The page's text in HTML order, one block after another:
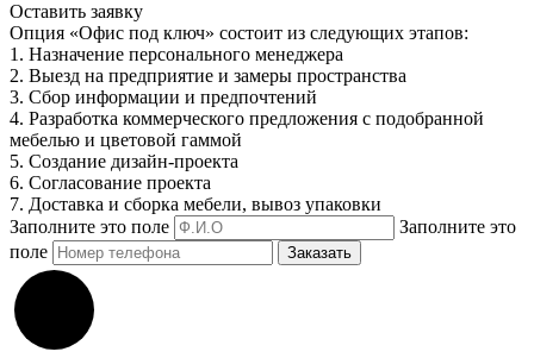
Оставить заявку
Опция «Офис под ключ» состоит из следующих этапов:
1. Назначение персонального менеджера
2. Выезд на предприятие и замеры пространства
3. Сбор информации и предпочтений
4. Разработка коммерческого предложения с подобранной
мебелью и цветовой гаммой
5. Создание дизайн-проекта
6. Согласование проекта
7. Доставка и сборка мебели, вывоз упаковки
Заполните это поле
Заполните это
поле
Заказать